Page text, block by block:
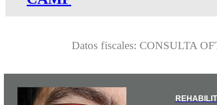
Datos fiscales: CONSULTA